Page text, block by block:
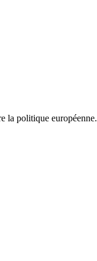
la politique européenne.